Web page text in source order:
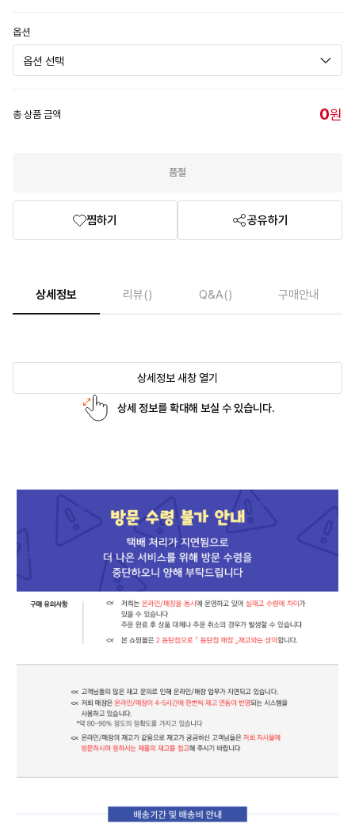
옵션
총 상품 금액 0원
품절
찜하기 공유하기
상세정보 리뷰() Q&A() 구매안내
상세정보 새창 열기
상세 정보를 확대해 보실 수 있습니다.